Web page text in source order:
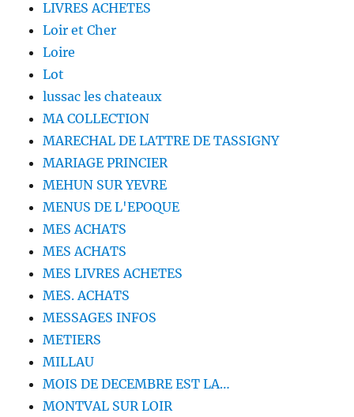
LIVRES ACHETES
Loir et Cher
Loire
Lot
lussac les chateaux
MA COLLECTION
MARECHAL DE LATTRE DE TASSIGNY
MARIAGE PRINCIER
MEHUN SUR YEVRE
MENUS DE L'EPOQUE
MES ACHATS
MES ACHATS
MES LIVRES ACHETES
MES. ACHATS
MESSAGES INFOS
METIERS
MILLAU
MOIS DE DECEMBRE EST LA…
MONTVAL SUR LOIR